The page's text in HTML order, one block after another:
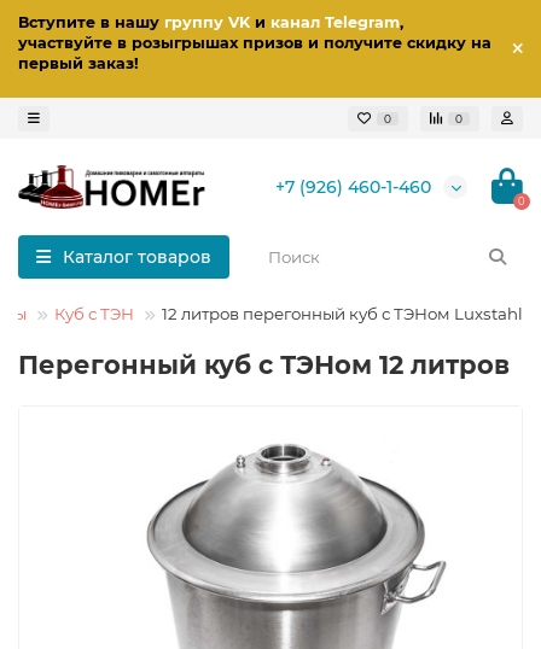
Вступите в нашу группу VKи канал Telegram,
участвуйте в розыгрышах призов и получите скидку на
первый заказ!
0 0
+7 (926) 460-1-460
0
Каталог товаров
Куб с ТЭН 12 литров перегонный куб с ТЭНом Luxstahl
Перегонный куб с ТЭНом 12 литров